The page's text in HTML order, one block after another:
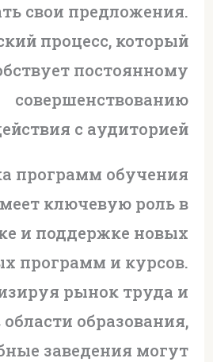
свои предложения.
процесс, который
постоянному
совершенствованию
с аудиторией.
программ обучения
ключевую роль в
и поддержке новых
программ и курсов.
рынок труда и
образования,
заведения могут